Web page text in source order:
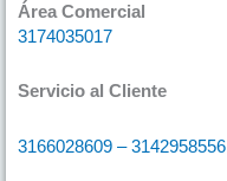
Área Comercial
3174035017
Servicio al Cliente
3166028609 – 3142958556